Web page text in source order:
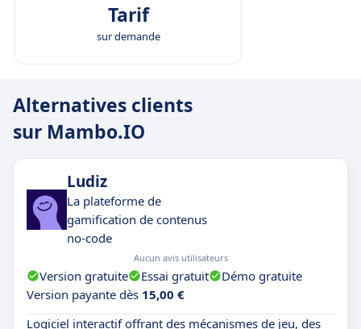
Tarif
sur demande
Alternatives clients
sur Mambo.IO
Ludiz
La plateforme de
gamification de contenus
no-code
Aucun avis utilisateurs
Version gratuite Essai gratuit
Démo gratuite
Version payante dès 15,00 €
Logiciel interactif offrant des mécanismes de jeu, des